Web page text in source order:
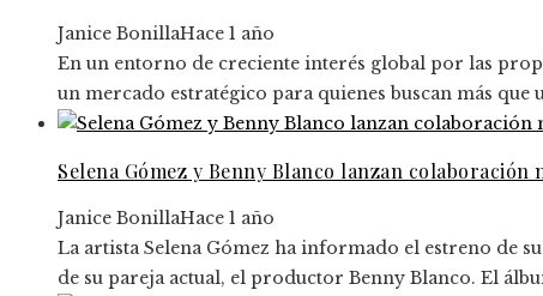
Janice BonillaHace 1 año
En un entorno de creciente interés global por las
un mercado estratégico para quienes buscan más que
Selena Gómez y Benny Blanco lanzan colaboración
Janice BonillaHace 1 año
La artista Selena Gómez ha informado el estreno de
de su pareja actual, el productor Benny Blanco. El